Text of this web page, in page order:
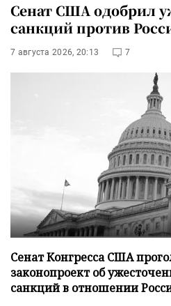
Сенат США одобрил
санкций против
7 августа 2026, 20:13 7
Сенат Конгресса США
законопроект об
санкций в отношении